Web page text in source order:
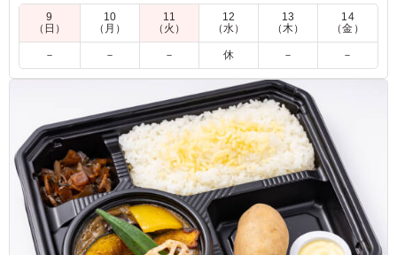
ルやほうれん草ナムルも添えてあり、見た目にも美味しさを感
じます。ロケやイベントでのランチにぴったりです。
5.0
さすが焼肉屋さん、豚タンの質が良いです。絶妙な厚みで
絶品。ネギ塩だれがガツンと効きつつも後味は爽やかで、
箸が止まらなくなります。スタミナをつけたい時や、お酒
のおつまみにも合いそうな味わい。
ご利用シーン： ロケ・撮影 › スタジオ撮影
東京都世田谷区野沢2026/06/15
9
（日）
10
（月）
11
（火）
12
（水）
13
（木）
14
（金）
－ － － 休 － －